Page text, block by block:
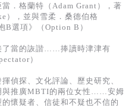
．格蘭特（Adam Grant），著
），並與雪柔．桑德伯格
B選項》（Option B）
了當的詼諧……捧讀時津津有
）
偵探、文化評論、歷史研究、
與推廣MBTI的兩位女性……安姆
懷疑者、信徒和不疑也不信的